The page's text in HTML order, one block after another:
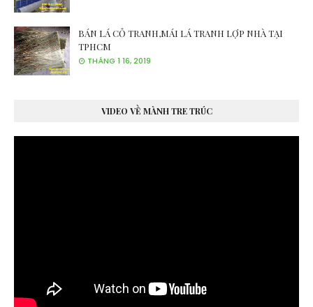
BÁN LÁ CỎ TRANH,MÁI LÁ TRANH LỢP NHÀ TẠI
TPHCM
THÁNG 1 16, 2019
VIDEO VỀ MÀNH TRE TRÚC